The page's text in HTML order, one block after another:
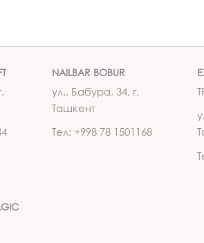
NAILBAR BOBUR
ул., Бабура, 34, г.
Ташкент
Тел: +998 78 1501168